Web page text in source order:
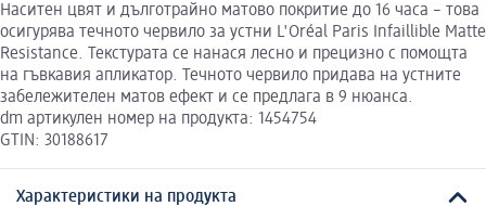
Наситен цвят и дълготрайно матово покритие до 16 часа – това
осигурява течното червило за устни L'Oréal Paris Infaillible Matte
Resistance. Текстурата се нанася лесно и прецизно с помощта
на гъвкавия апликатор. Течното червило придава на устните
забележителен матов ефект и се предлага в 9 нюанса.
dm артикулен номер на продукта: 1454754
GTIN: 30188617
Характеристики на продукта